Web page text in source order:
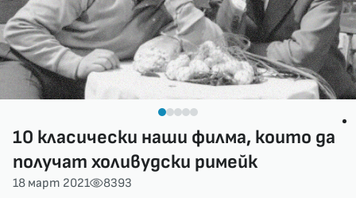
10 класически наши филма, които да
получат холивудски римейк
18 март 2021 8393